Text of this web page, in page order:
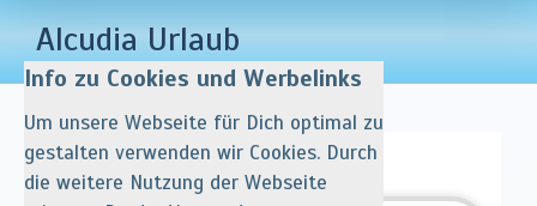
Alcudia Urlaub
Info zu Cookies und Werbelinks
Um unsere Webseite für Dich optimal zu
gestalten verwenden wir Cookies. Durch
die weitere Nutzung der Webseite